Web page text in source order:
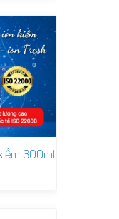
300ml